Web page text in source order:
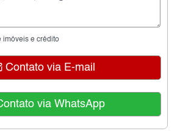
imóveis e crédito
Contato via E-mail
via WhatsApp